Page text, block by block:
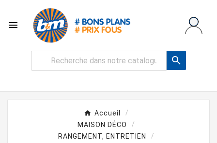


Accueil
MAISON DÉCO
RANGEMENT, ENTRETIEN